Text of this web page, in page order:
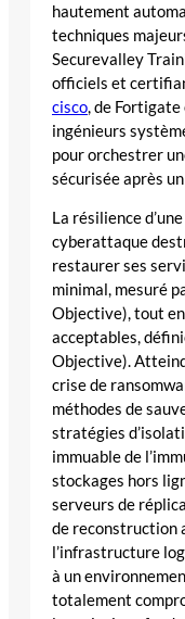
hautement
techniques
Securevalley
officiels et
cisco, de
ingénieurs
pour orchestrer
sécurisée après
La résilience
cyberattaque
restaurer ses
minimal, mesuré
Objective), tout
acceptables,
Objective).
crise de
méthodes de
stratégies
immuable de
stockages hors
serveurs de
de reconstruction
l’infrastructure
à un
totalement